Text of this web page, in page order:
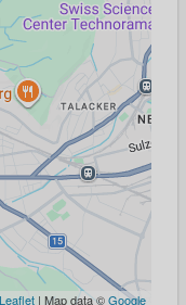
Leaflet | Map data ©Google